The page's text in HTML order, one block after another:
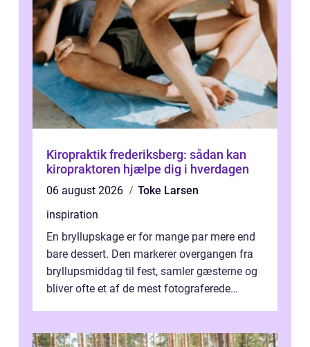
Kiropraktik frederiksberg: sådan kan
kiropraktoren hjælpe dig i hverdagen
06 august 2026
Toke Larsen
inspiration
En bryllupskage er for mange par mere end
bare dessert. Den markerer overgangen fra
bryllupsmiddag til fest, samler gæsterne og
bliver ofte et af de mest fotograferede